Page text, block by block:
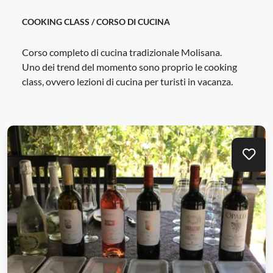
COOKING CLASS / CORSO DI CUCINA
Corso completo di cucina tradizionale Molisana.
Uno dei trend del momento sono proprio le cooking
class, ovvero lezioni di cucina per turisti in vacanza.